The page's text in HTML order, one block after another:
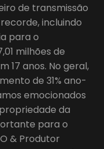
de transmissão
incluindo
para o
milhões de
17 anos. No geral,
de 31% ano-
emocionados
da
para o
& Produtor